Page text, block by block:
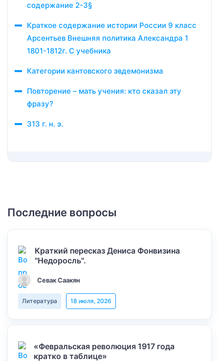
содержание 2-3§
Краткое содержание истории России 9 класс
Арсентьев Внешняя политика Александра 1
1801-1812г. С учебника
Категории кантовского эвдемонизма
Повторение – мать учения: кто сказал эту
фразу?
313 г. н. э.
Последние вопросы
Краткий пересказ Дениса Фонвизина
"Недоросль".
Севак Саакян
Литература 18 июля, 2026
«Февральская революция 1917 года
кратко в таблице»